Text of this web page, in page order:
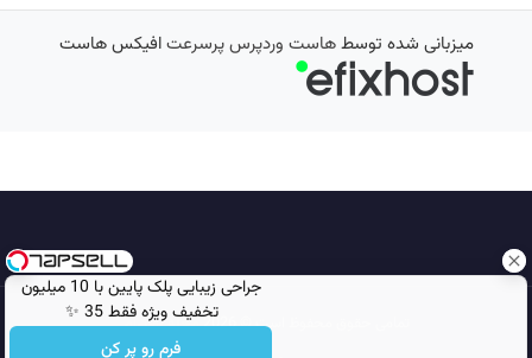
جراحی زیبایی پلک پایین با 10 میلیون
تخفیف ویژه فقط 35 ✨
فرم رو پر کن
میزبانی شده توسطهاست وردپرس پرسرعتافیکس هاست
تمامی حقوق محفوظ است © 2026
مجله نورگرام